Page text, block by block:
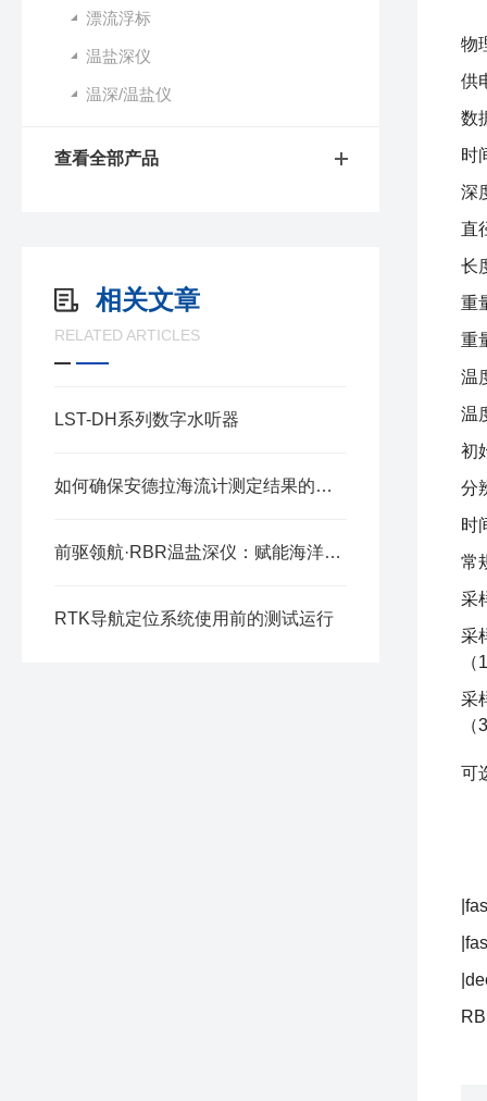
漂流浮标
温盐深仪
温深/温盐仪
查看全部产品
相关文章
RELATED ARTICLES
LST-DH系列数字水听器
如何确保安德拉海流计测定结果的准确性
前驱领航·RBR温盐深仪：赋能海洋探测的精准标尺
RTK导航定位系统使用前的测试运行
物
供
数
时
深
直
长
重
重
温
温
初
分
时
常
采
采
采
可